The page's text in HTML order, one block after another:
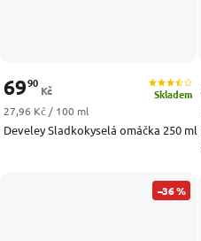
Develey Sladkokyselá omáčka 250 ml
Skladem
6990
Kč
Měrná cena:
27,96 Kč / 100 ml
–36 %